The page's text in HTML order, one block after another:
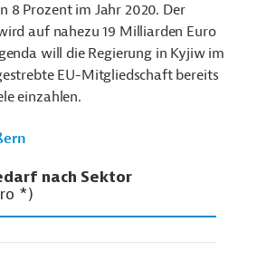
8 Prozent im Jahr 2020. Der
auf nahezu 19 Milliarden Euro
will die Regierung in Kyjiw im
EU-Mitgliedschaft bereits
einzahlen.